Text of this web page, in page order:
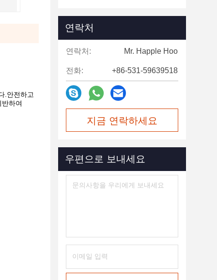
.안전하고
하여
연락처
연락처: Mr. Happle Hoo
전화: +86-531-59639518
지금 연락하세요
우편으로 보내세요